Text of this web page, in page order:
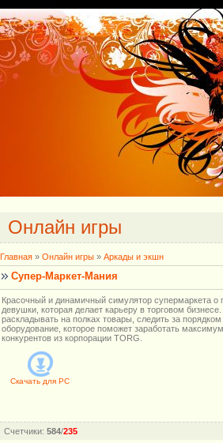
Онлайн игры
Главная » Онлайн игры » Аркады и экшн
Супер-Маркет-Мания
Красочный и динамичный симулятор супермаркета о
девушки, которая делает карьеру в торговом
раскладывать на полках товары, следить за
оборудование, которое поможет заработать
конкурентов из корпорации TORG.
Скачать для PC
Счетчики: 584/235